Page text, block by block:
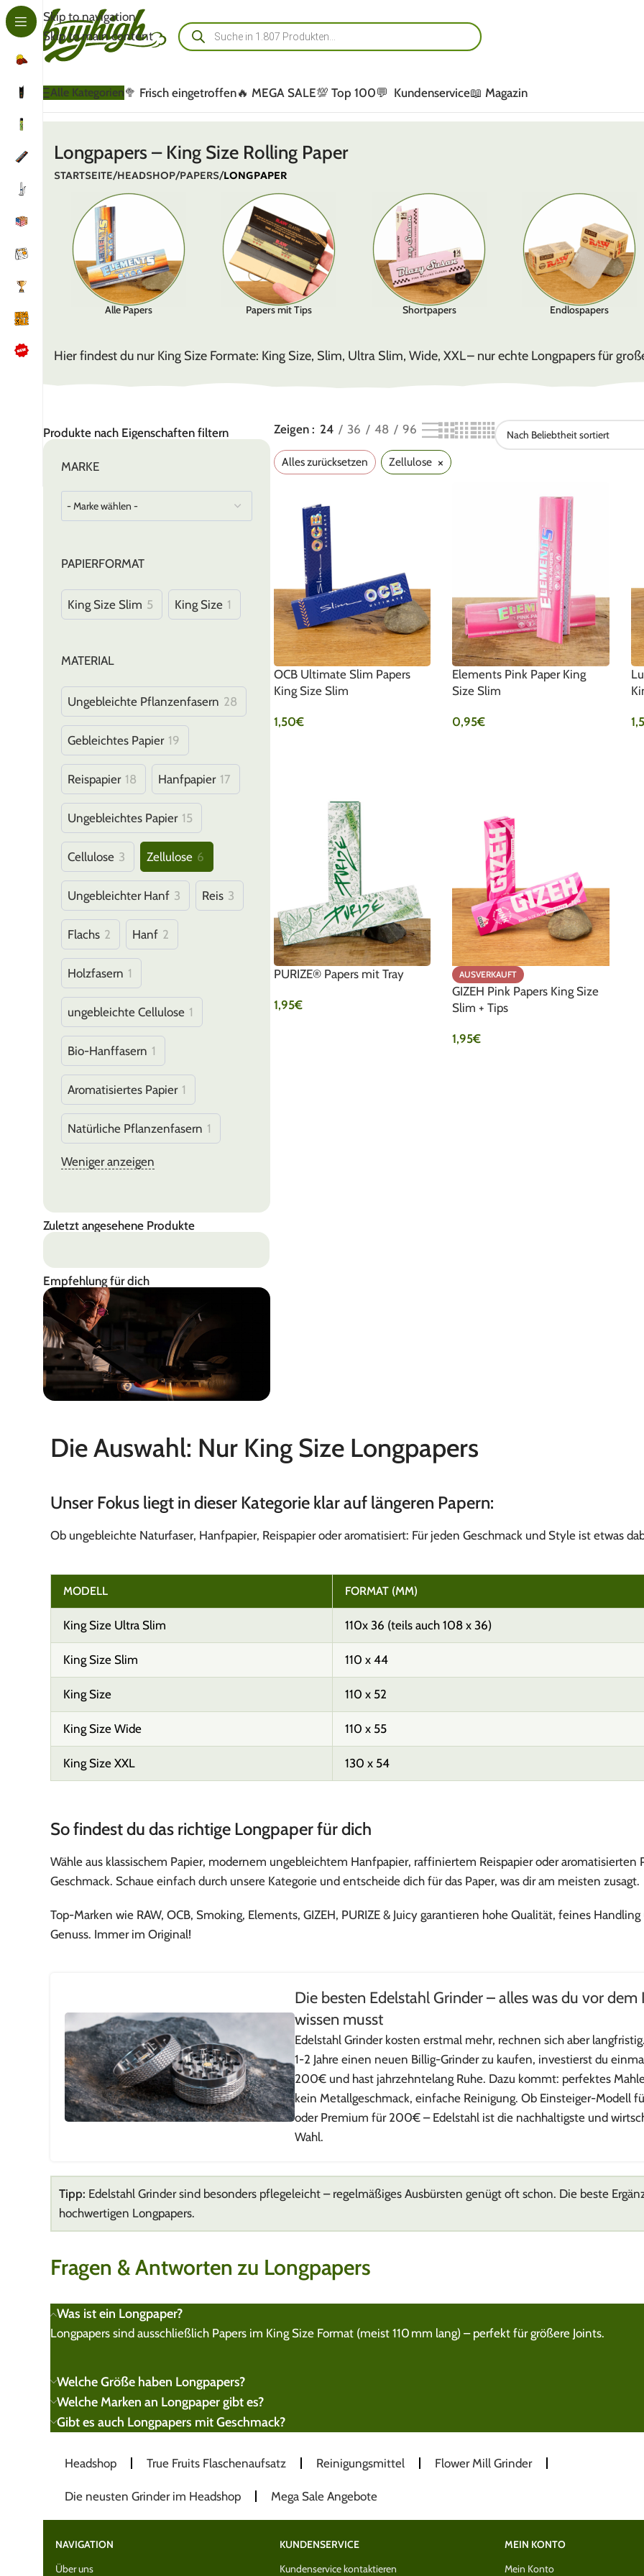
Skip to navigation
Skip to main content
Schreib uns auf WhatsApp
🍪 Cookie-Einstellungen ändern
Alle Kategorien🥦 Frisch eingetroffen🔥 MEGA SALE💯 Top 100💬 Kundenservice📖 Magazin
Longpapers – King Size Rolling Paper
STARTSEITE/HEADSHOP/PAPERS/LONGPAPER
Alle Papers Papers mit Tips Shortpapers Endlospapers
Hier findest du nur King Size Formate: King Size, Slim, Ultra Slim, Wide, XXL – nur echte Longpapers für
Produkte nach Eigenschaften filtern
MARKE
PAPIERFORMAT
King Size Slim 5 King Size 1
MATERIAL
Ungebleichte Pflanzenfasern 28
Gebleichtes Papier 19
Reispapier 18 Hanfpapier 17
Ungebleichtes Papier 15
Cellulose 3 Zellulose 6
Ungebleichter Hanf 3 Reis 3
Flachs 2 Hanf 2
Holzfasern 1
ungebleichte Cellulose 1
Bio-Hanffasern 1
Aromatisiertes Papier 1
Natürliche Pflanzenfasern 1
Weniger anzeigen
Zuletzt angesehene Produkte
Empfehlung für dich
EHLE
Made in Germany
Zeigen 24 36 48 96
Alles zurücksetzen Zellulose ×
OCB Ultimate Slim Papers
King Size Slim
1,50€
Elements Pink Paper King
Size Slim
0,95€
PURIZE® Papers mit Tray
1,95€
AUSVERKAUFT
GIZEH Pink Papers King Size
Slim + Tips
1,95€
Die Auswahl: Nur King Size Longpapers
Unser Fokus liegt in dieser Kategorie klar auf längeren Papern:
Ob ungebleichte Naturfaser, Hanfpapier, Reispapier oder aromatisiert: Für jeden Geschmack und Style ist etwas
MODELL FORMAT (MM)
King Size Ultra Slim 110x 36 (teils auch 108 x 36)
King Size Slim 110 x 44
King Size 110 x 52
King Size Wide 110 x 55
King Size XXL 130 x 54
So findest du das richtige Longpaper für dich
Wähle aus klassischem Papier, modernem ungebleichtem Hanfpapier, raffiniertem Reispapier oder aromatisierten
Geschmack. Schaue einfach durch unsere Kategorie und entscheide dich für das Paper, was dir am meisten zusagt.
Top-Marken wie RAW, OCB, Smoking, Elements, GIZEH, PURIZE & Juicy garantieren hohe Qualität, feines
Genuss. Immer im Original!
Die besten Edelstahl Grinder – alles was du vor dem
wissen musst
Edelstahl Grinder kosten erstmal mehr, rechnen sich aber
1-2 Jahre einen neuen Billig-Grinder zu kaufen, investierst du
200€ und hast jahrzehntelang Ruhe. Dazu kommt: perfektes
kein Metallgeschmack, einfache Reinigung. Ob Einsteiger-Modell
oder Premium für 200€ – Edelstahl ist die nachhaltigste und
Wahl.
Tipp: Edelstahl Grinder sind besonders pflegeleicht – regelmäßiges Ausbürsten genügt oft schon. Die beste
hochwertigen Longpapers.
Fragen & Antworten zu Longpapers
Was ist ein Longpaper?
Longpapers sind ausschließlich Papers im King Size Format (meist 110 mm lang) – perfekt für größere Joints.
Welche Größe haben Longpapers?
Welche Marken an Longpaper gibt es?
Gibt es auch Longpapers mit Geschmack?
Headshop True Fruits Flaschenaufsatz Reinigungsmittel Flower Mill Grinder
Die neusten Grinder im Headshop Mega Sale Angebote
NAVIGATION
Über uns
KUNDENSERVICE
Kundenservice kontaktieren
MEIN KONTO
Mein Konto